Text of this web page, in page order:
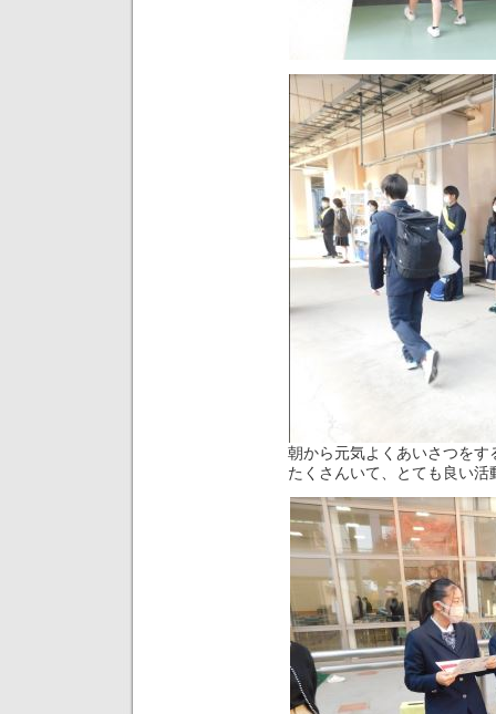
朝から元気よくあいさつを
たくさんいて、とても良い活